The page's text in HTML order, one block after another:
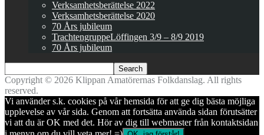
Verksamhetsberättelse 2022
Verksamhetsberättelse 2020
70 Års jubileum
TrachtengruppeLöffingen 3/9 – 8/9 2019
70 Års jubileum
Copyright © 2026 Klippan Amatörernas Folkdanslag. All rights
reserved.
Vi använder s.k. cookies på vår hemsida för att ge dig bästa möjliga
upplevelse av vår sida. Genom att fortsätta använda sidan förutsätter
vi att du är OK med det. Hör av dig till webmaster från kontaktsidan